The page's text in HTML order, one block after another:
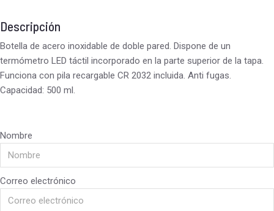
Descripción
Botella de acero inoxidable de doble pared. Dispone de un
termómetro LED táctil incorporado en la parte superior de la tapa.
Funciona con pila recargable CR 2032 incluida. Anti fugas.
Capacidad: 500 ml.
Nombre
Correo electrónico